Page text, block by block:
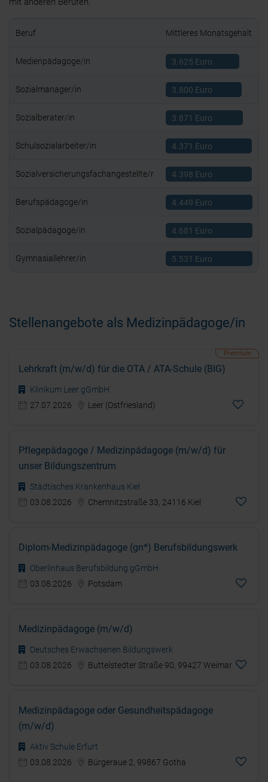
Datenschutzniveau der EU entspricht (z. B. in den USA).
auch einer Übermittlung deiner Daten an bzw. eine
EWR ein.
Du kannst deine Einwilligung jederzeit widerrufen und
deine Auswahl jederzeit über die „Cookie-Einstellungen”
ändern. Weitere Informationen findest du unter
„Einstellungen oder ablehnen” bzw. „Alle ablehnen” sowie
in unserer Datenschutzerklärung. Die Verarbeitung deiner
Notwendige Cookies
Statistik-Cookies
Beruf Mittleres Monatsgehalt
Medienpädagoge/in 3.625 Euro
Sozialmanager/in 3.800 Euro
Sozialberater/in 3.871 Euro
Schulsozialarbeiter/in 4.371 Euro
Sozialversicherungsfachangestellte/r 4.398 Euro
Berufspädagoge/in 4.449 Euro
Sozialpädagoge/in 4.681 Euro
Gymnasiallehrer/in 5.531 Euro
Stellenangebote als Medizinpädagoge/in
Lehrkraft (m/w/d) für die OTA / ATA-Schule (BIG)
Klinikum Leer gGmbH
27.07.2026
Leer (Ostfriesland)
Pflegepädagoge / Medizinpädagoge (m/w/d) für
unser Bildungszentrum
Städtisches Krankenhaus Kiel
03.08.2026
Chemnitzstraße 33, 24116 Kiel
Diplom-Medizinpädagoge (gn*) Berufsbildungswerk
Oberlinhaus Berufsbildung gGmbH
03.08.2026
Potsdam
Medizinpädagoge (m/w/d)
Deutsches Erwachsenen Bildungswerk
03.08.2026
Buttelstedter Straße 90, 99427 Weimar
Medizinpädagoge oder Gesundheitspädagoge
(m/w/d)
Aktiv Schule Erfurt
03.08.2026
Bürgeraue 2, 99867 Gotha